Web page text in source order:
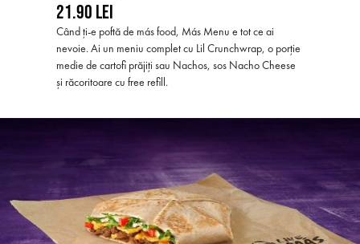
21.90 LEI
Când ți-e poftă de más food, Más Menu e tot ce ai
nevoie. Ai un meniu complet cu Lil Crunchwrap, o porție
medie de cartofi prăjiți sau Nachos, sos Nacho Cheese
și răcoritoare cu free refill.